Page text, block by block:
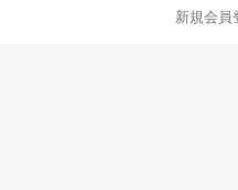
新規会員